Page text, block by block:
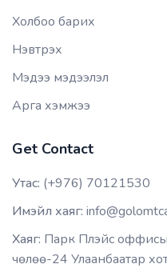
Холбоо барих
Нэвтрэх
Мэдээ мэдээлэл
Арга хэмжээ
Get Contact
Утас: (+976) 70121530
Имэйл хаяг:
Хаяг: Парк Плэйс
чөлөө-24 Улаанбаатар